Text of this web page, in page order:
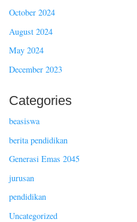
October 2024
August 2024
May 2024
December 2023
Categories
beasiswa
berita pendidikan
Generasi Emas 2045
jurusan
pendidikan
Uncategorized